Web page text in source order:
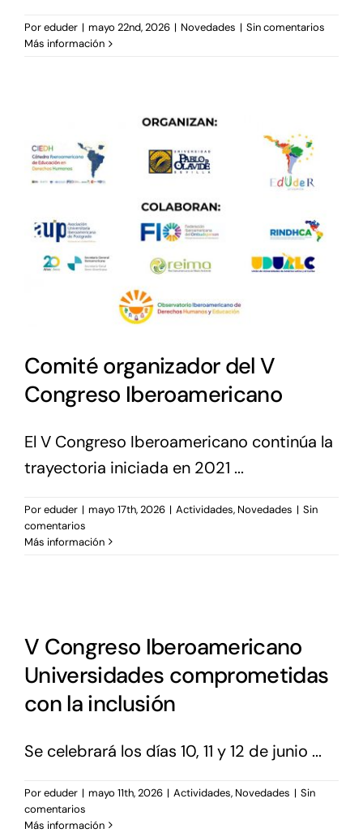
Poreduder | mayo 22nd, 2026 | Novedades | Sin comentarios
Más información
Comité organizador del V
Congreso Iberoamericano
El V Congreso Iberoamericano continúa la
trayectoria iniciada en 2021 ...
Poreduder | mayo 17th, 2026 | Actividades, Novedades | Sin
comentarios
Más información
V Congreso Iberoamericano
Universidades comprometidas
con la inclusión
Se celebrará los días 10, 11 y 12 de junio ...
Poreduder | mayo 11th, 2026 | Actividades, Novedades | Sin
comentarios
Más información